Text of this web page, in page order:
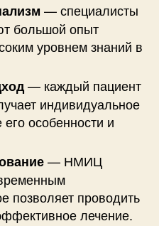
— специалисты
большой опыт
уровнем знаний в
— каждый пациент
индивидуальное
особенности и
— НМИЦ
позволяет проводить
лечение.